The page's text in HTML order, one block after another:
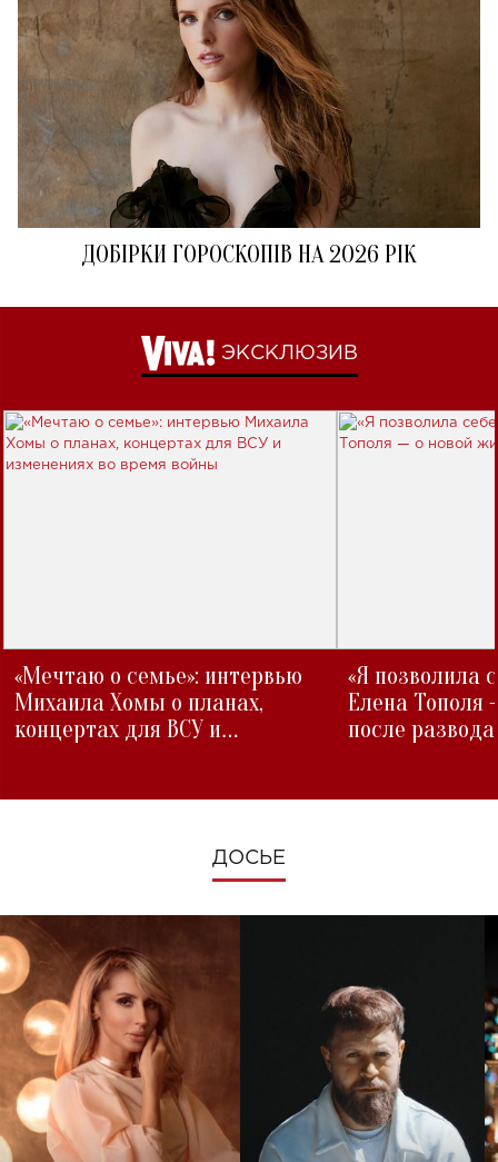
ДОБІРКИ ГОРОСКОПІВ НА 2026 РІК
ЭКСКЛЮЗИВ
«Мечтаю о семье»: интервью
Михаила Хомы о планах,
концертах для ВСУ и
«Я позволила
Елена Тополя
после развода
ДОСЬЕ